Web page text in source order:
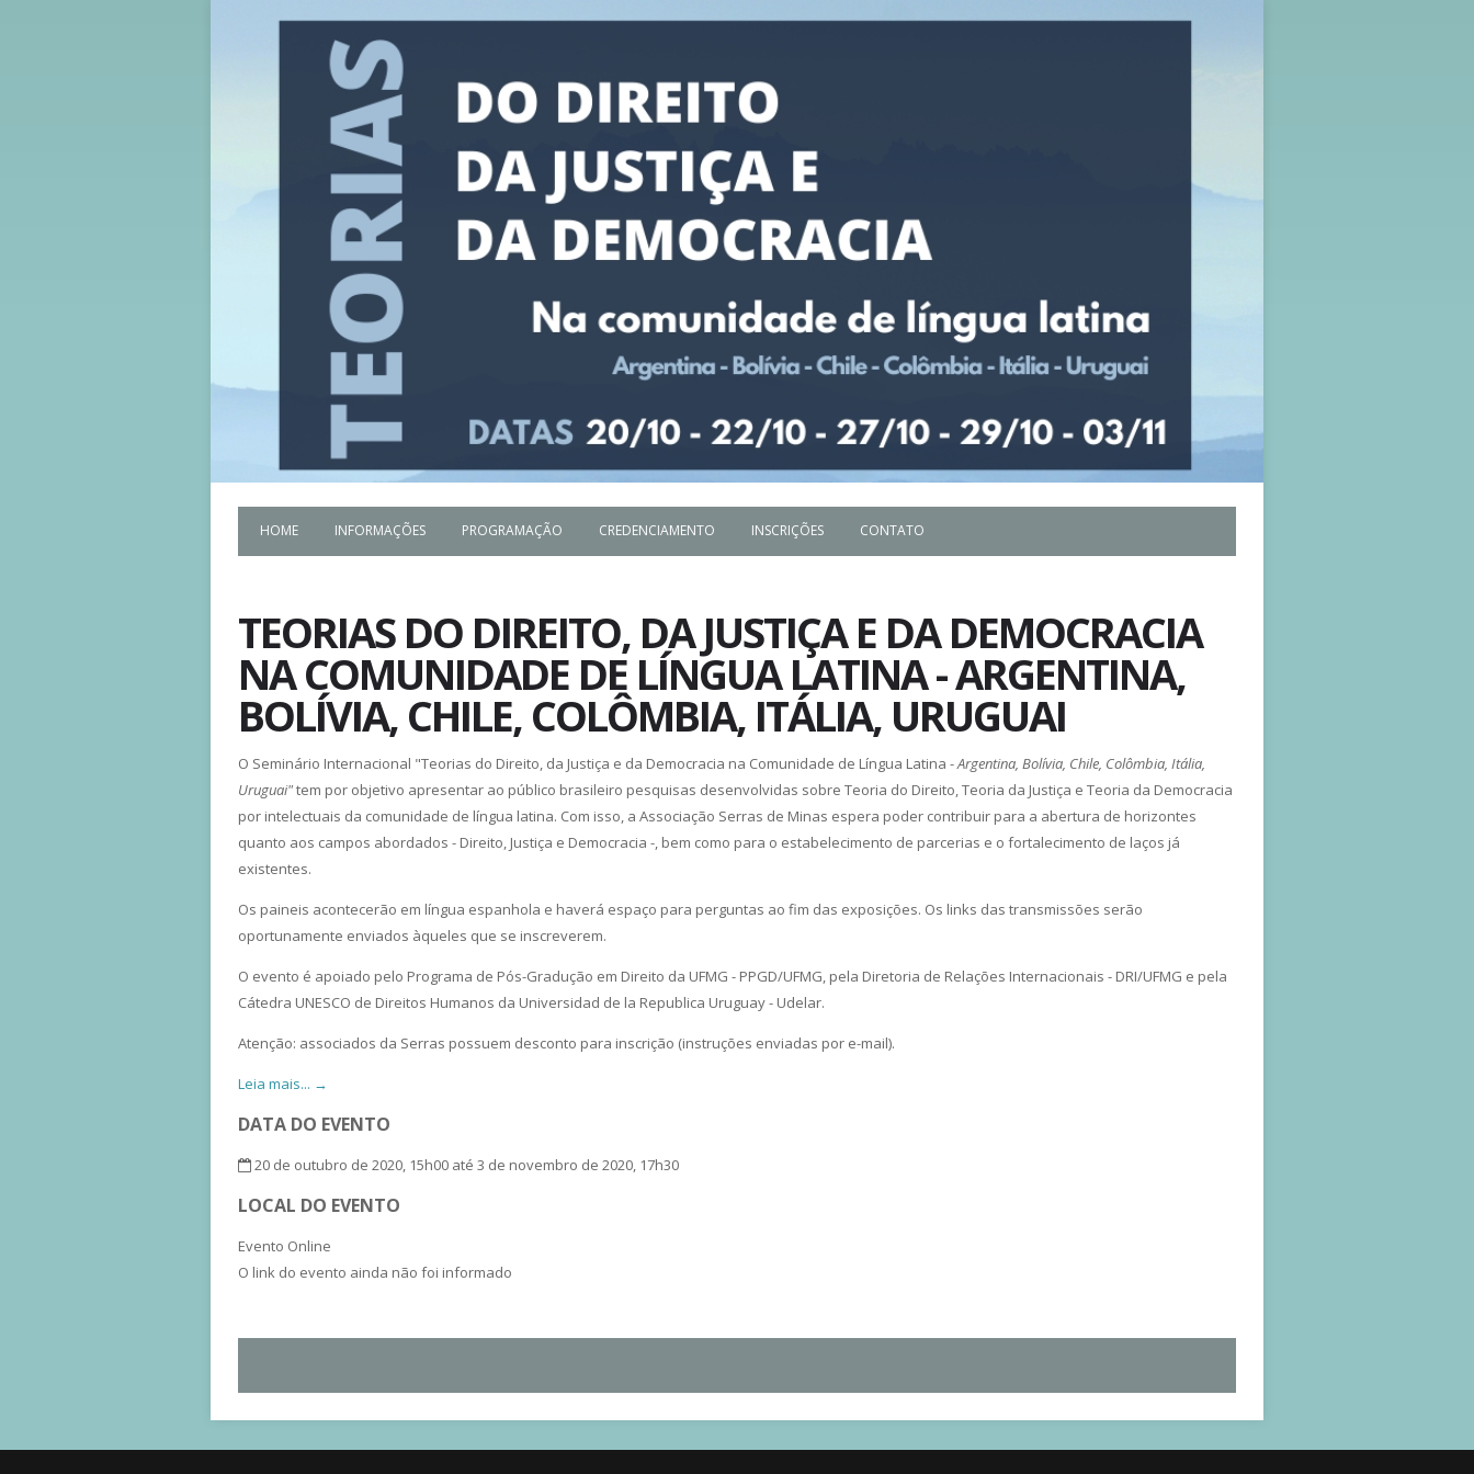
HOME INFORMAÇÕES PROGRAMAÇÃO CREDENCIAMENTO INSCRIÇÕES CONTATO
TEORIAS DO DIREITO, DA JUSTIÇA E DA DEMOCRACIA
NA COMUNIDADE DE LÍNGUA LATINA - ARGENTINA,
BOLÍVIA, CHILE, COLÔMBIA, ITÁLIA, URUGUAI
O Seminário Internacional "Teorias do Direito, da Justiça e da Democracia na Comunidade de Língua Latina -Argentina, Bolívia, Chile, Colômbia, Itália,
Uruguai"tem por objetivo apresentar ao público brasileiro pesquisas desenvolvidas sobre Teoria do Direito, Teoria da Justiça e Teoria da Democracia
por intelectuais da comunidade de língua latina. Com isso, a Associação Serras de Minas espera poder contribuir para a abertura de horizontes
quanto aos campos abordados - Direito, Justiça e Democracia -, bem como para o estabelecimento de parcerias e o fortalecimento de laços já
existentes.
Os paineis acontecerão em língua espanhola e haverá espaço para perguntas ao fim das exposições. Os links das transmissões serão
oportunamente enviados àqueles que se inscreverem.
O evento é apoiado pelo Programa de Pós-Gradução em Direito da UFMG - PPGD/UFMG, pela Diretoria de Relações Internacionais - DRI/UFMG e pela
Cátedra UNESCO de Direitos Humanos da Universidad de la Republica Uruguay - Udelar.
Atenção: associados da Serras possuem desconto para inscrição (instruções enviadas por e-mail).
Leia mais... →
DATA DO EVENTO
20 de outubro de 2020, 15h00 até 3 de novembro de 2020, 17h30
LOCAL DO EVENTO
Evento Online
O link do evento ainda não foi informado